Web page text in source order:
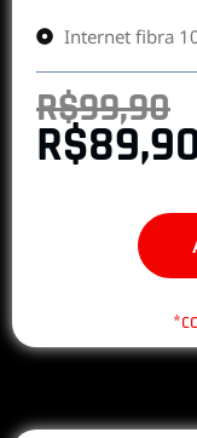
Internet fibra
R$99,90